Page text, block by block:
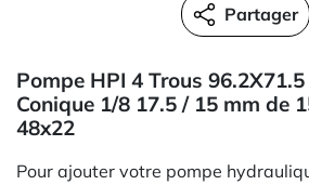
Partager
Pompe HPI 4 Trous
Conique 1/8 17.5 / 15 mm de
48x22
Pour ajouter votre pompe